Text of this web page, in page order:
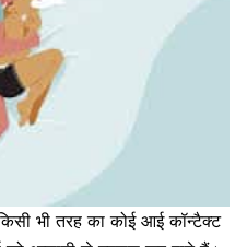
भी तरह का कोई आई कॉन्टैक्ट